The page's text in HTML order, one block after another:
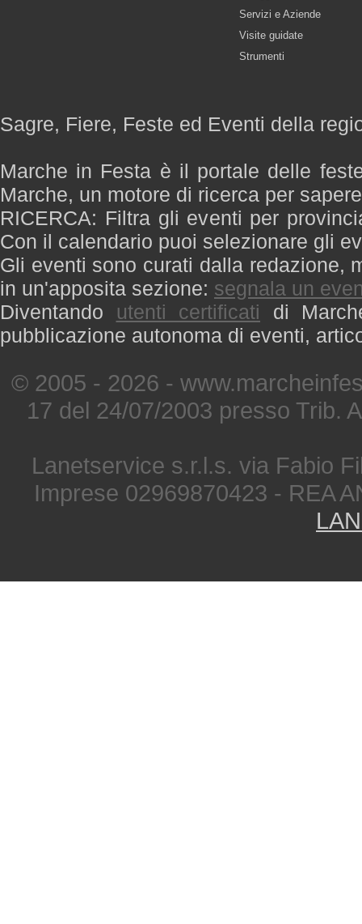
Servizi e Aziende
Visite guidate
Strumenti
Sagre, Fiere, Feste ed Eventi della
Marche in Festa è il portale delle
Marche, un motore di ricerca per
RICERCA: Filtra gli eventi per
Con il calendario puoi selezionare gli
Gli eventi sono curati dalla redazione,
in un'apposita sezione: segnala un
Diventando utenti certificati di
pubblicazione autonoma di eventi,
© 2005 - 2026 -
17 del 24/07/2003 presso Trib.
Lanetservice s.r.l.s. via Fabio
Imprese 02969870423 - REA